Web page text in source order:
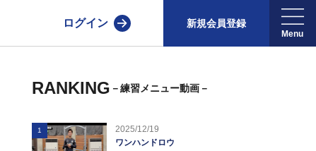
ログイン 新規会員登録
RANKING －練習メニュー動画－
1
2025/12/19
ワンハンドロウ